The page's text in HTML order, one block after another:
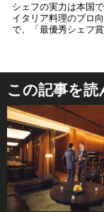
シェフの実力は本国
イタリア料理のプロ
で、「最優秀シェフ
この記事を